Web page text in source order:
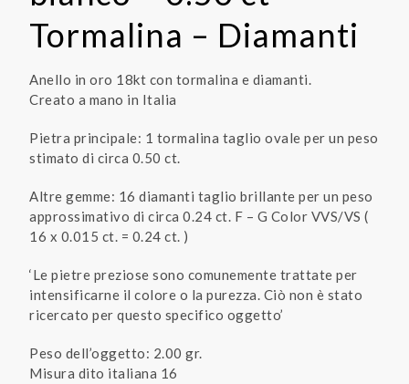
Tormalina – Diamanti
Anello in oro 18kt con tormalina e diamanti.
Creato a mano in Italia
Pietra principale: 1 tormalina taglio ovale per un peso
stimato di circa 0.50 ct.
Altre gemme: 16 diamanti taglio brillante per un peso
approssimativo di circa 0.24 ct. F – G Color VVS/VS (
16 x 0.015 ct. = 0.24 ct. )
‘Le pietre preziose sono comunemente trattate per
intensificarne il colore o la purezza. Ciò non è stato
ricercato per questo specifico oggetto’
Peso dell’oggetto: 2.00 gr.
Misura dito italiana 16